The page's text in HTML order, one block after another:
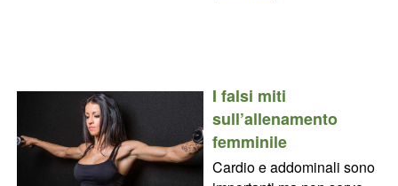
I falsi miti
sull’allenamento
femminile
Cardio e addominali sono